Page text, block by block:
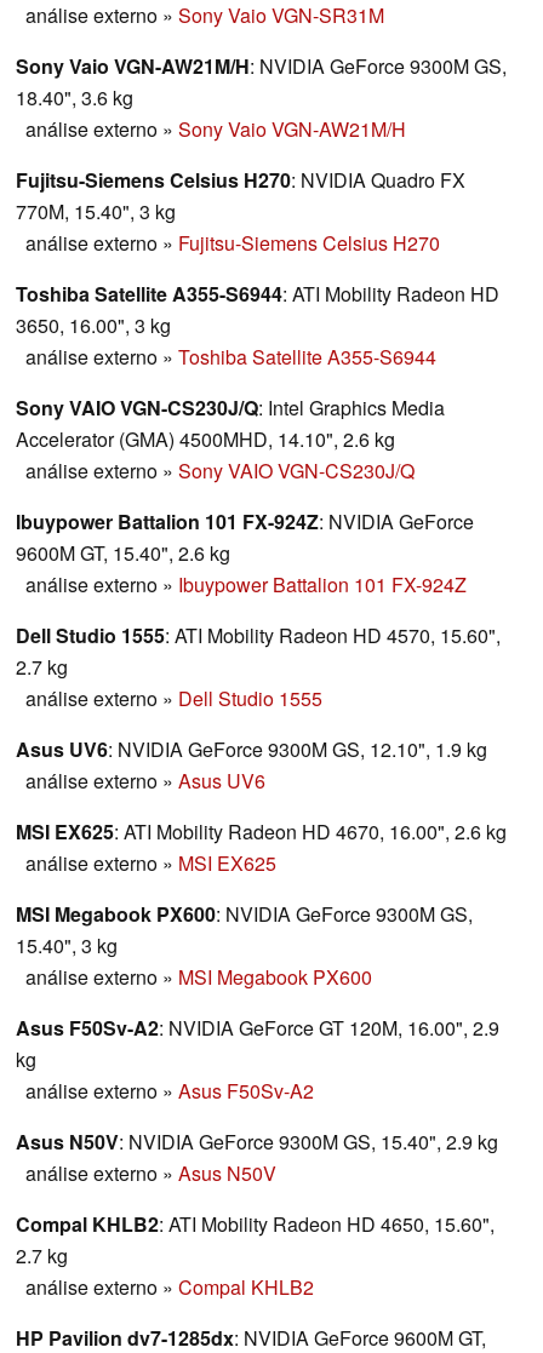
análise externo » Sony Vaio VGN-SR31M
Sony Vaio VGN-AW21M/H: NVIDIA GeForce 9300M GS,
18.40", 3.6 kg
análise externo » Sony Vaio VGN-AW21M/H
Fujitsu-Siemens Celsius H270: NVIDIA Quadro FX
770M, 15.40", 3 kg
análise externo » Fujitsu-Siemens Celsius H270
Toshiba Satellite A355-S6944: ATI Mobility Radeon HD
3650, 16.00", 3 kg
análise externo » Toshiba Satellite A355-S6944
Sony VAIO VGN-CS230J/Q: Intel Graphics Media
Accelerator (GMA) 4500MHD, 14.10", 2.6 kg
análise externo » Sony VAIO VGN-CS230J/Q
Ibuypower Battalion 101 FX-924Z: NVIDIA GeForce
9600M GT, 15.40", 2.6 kg
análise externo » Ibuypower Battalion 101 FX-924Z
Dell Studio 1555: ATI Mobility Radeon HD 4570, 15.60",
2.7 kg
análise externo » Dell Studio 1555
Asus UV6: NVIDIA GeForce 9300M GS, 12.10", 1.9 kg
análise externo » Asus UV6
MSI EX625: ATI Mobility Radeon HD 4670, 16.00", 2.6 kg
análise externo » MSI EX625
MSI Megabook PX600: NVIDIA GeForce 9300M GS,
15.40", 3 kg
análise externo » MSI Megabook PX600
Asus F50Sv-A2: NVIDIA GeForce GT 120M, 16.00", 2.9
kg
análise externo » Asus F50Sv-A2
Asus N50V: NVIDIA GeForce 9300M GS, 15.40", 2.9 kg
análise externo » Asus N50V
Compal KHLB2: ATI Mobility Radeon HD 4650, 15.60",
2.7 kg
análise externo » Compal KHLB2
HP Pavilion dv7-1285dx: NVIDIA GeForce 9600M GT,